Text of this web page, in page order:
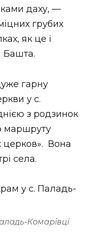
даху, —
грубих
як це і
Башта.
гарну
у с.
з родзинок
маршруту
церков». Вона
села.
Комарівці